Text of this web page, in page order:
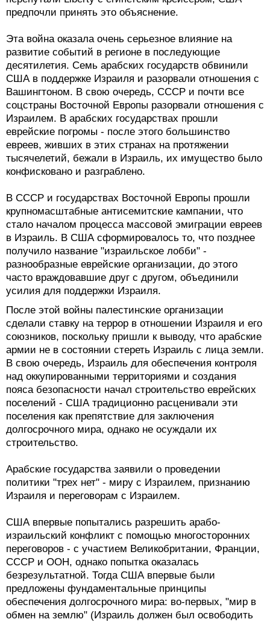
предпочли принять это объяснение.
Эта война оказала очень серьезное влияние на
развитие событий в регионе в последующие
десятилетия. Семь арабских государств обвинили
США в поддержке Израиля и разорвали отношения с
Вашингтоном. В свою очередь, СССР и почти все
соцстраны Восточной Европы разорвали отношения с
Израилем. В арабских государствах прошли
еврейские погромы - после этого большинство
евреев, живших в этих странах на протяжении
тысячелетий, бежали в Израиль, их имущество было
конфисковано и разграблено.
В СССР и государствах Восточной Европы прошли
крупномасштабные антисемитские кампании, что
стало началом процесса массовой эмиграции евреев
в Израиль. В США сформировалось то, что позднее
получило название "израильское лобби" -
разнообразные еврейские организации, до этого
часто враждовавшие друг с другом, объединили
усилия для поддержки Израиля.
После этой войны палестинские организации
сделали ставку на террор в отношении Израиля и его
союзников, поскольку пришли к выводу, что арабские
армии не в состоянии стереть Израиль с лица земли.
В свою очередь, Израиль для обеспечения контроля
над оккупированными территориями и создания
пояса безопасности начал строительство еврейских
поселений - США традиционно расценивали эти
поселения как препятствие для заключения
долгосрочного мира, однако не осуждали их
строительство.
Арабские государства заявили о проведении
политики "трех нет" - миру с Израилем, признанию
Израиля и переговорам с Израилем.
США впервые попытались разрешить арабо-
израильский конфликт с помощью многосторонних
переговоров - с участием Великобритании, Франции,
СССР и ООН, однако попытка оказалась
безрезультатной. Тогда США впервые были
предложены фундаментальные принципы
обеспечения долгосрочного мира: во-первых, "мир в
обмен на землю" (Израиль должен был освободить